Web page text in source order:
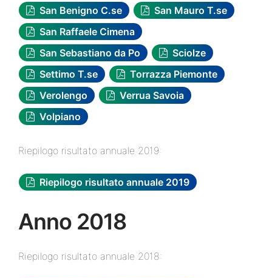
San Benigno C.se
San Mauro T.se
San Raffaele Cimena
San Sebastiano da Po
Sciolze
Settimo T.se
Torrazza Piemonte
Verolengo
Verrua Savoia
Volpiano
Riepilogo risultato annuale 2019:
Riepilogo risultato annuale 2019
Anno 2018
Riepilogo risultato annuale 2018: